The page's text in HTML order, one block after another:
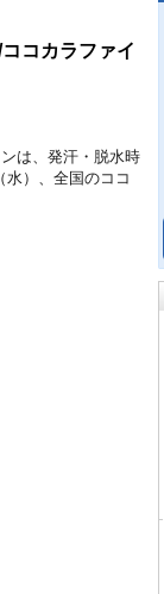
コカラファイ
は、発汗・脱水時
）、全国のココ